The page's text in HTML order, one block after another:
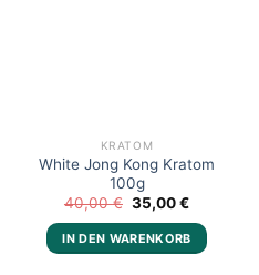
KRATOM
White Jong Kong Kratom
100g
40,00€ Ursprünglicher
Preis
war:
40,00 €
35,00€Aktueller
ist:
35,00 €.
IN DEN WARENKORB